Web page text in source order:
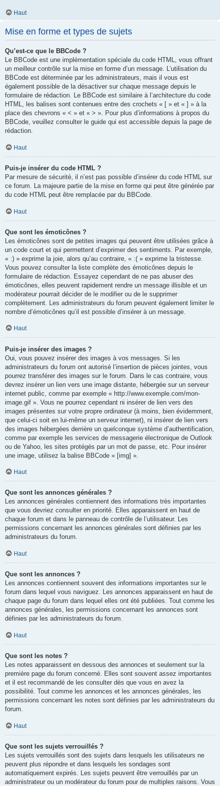
Haut
Mise en forme et types de sujets
Qu’est-ce que le BBCode ?
Le BBCode est une implémentation spéciale du code HTML, vous offrant
un meilleur contrôle sur la mise en forme d’un message. L’utilisation du
BBCode est déterminée par les administrateurs, mais il vous est
également possible de la désactiver sur chaque message depuis le
formulaire de rédaction. Le BBCode est similaire à l’architecture du code
HTML, les balises sont contenues entre des crochets « [ » et « ] » à la
place des chevrons « < » et « > ». Pour plus d’informations à propos du
BBCode, veuillez consulter le guide qui est accessible depuis la page de
rédaction.
Haut
Puis-je insérer du code HTML ?
Par mesure de sécurité, il n’est pas possible d’insérer du code HTML sur
ce forum. La majeure partie de la mise en forme qui peut être générée par
du code HTML peut être remplacée par du BBCode.
Haut
Que sont les émoticônes ?
Les émoticônes sont de petites images qui peuvent être utilisées grâce à
un code court et qui permettent d’exprimer des sentiments. Par exemple,
« :) » exprime la joie, alors qu’au contraire, « :( » exprime la tristesse.
Vous pouvez consulter la liste complète des émoticônes depuis le
formulaire de rédaction. Essayez cependant de ne pas abuser des
émoticônes, elles peuvent rapidement rendre un message illisible et un
modérateur pourrait décider de le modifier ou de le supprimer
complètement. Les administrateurs du forum peuvent également limiter le
nombre d’émoticônes qu’il est possible d’insérer à un message.
Haut
Puis-je insérer des images ?
Oui, vous pouvez insérer des images à vos messages. Si les
administrateurs du forum ont autorisé l’insertion de pièces jointes, vous
pourrez transférer des images sur le forum. Dans le cas contraire, vous
devrez insérer un lien vers une image distante, hébergée sur un serveur
internet public, comme par exemple « http://www.exemple.com/mon-
image.gif ». Vous ne pourrez cependant ni insérer de lien vers des
images présentes sur votre propre ordinateur (à moins, bien évidemment,
que celui-ci soit en lui-même un serveur internet), ni insérer de lien vers
des images hébergées derrière un quelconque système d’authentification,
comme par exemple les services de messagerie électronique de Outlook
ou de Yahoo, les sites protégés par un mot de passe, etc. Pour insérer
une image, utilisez la balise BBCode « [img] ».
Haut
Que sont les annonces générales ?
Les annonces générales contiennent des informations très importantes
que vous devriez consulter en priorité. Elles apparaissent en haut de
chaque forum et dans le panneau de contrôle de l’utilisateur. Les
permissions concernant les annonces générales sont définies par les
administrateurs du forum.
Haut
Que sont les annonces ?
Les annonces contiennent souvent des informations importantes sur le
forum dans lequel vous naviguez. Les annonces apparaissent en haut de
chaque page du forum dans lequel elles ont été publiées. Tout comme les
annonces générales, les permissions concernant les annonces sont
définies par les administrateurs du forum.
Haut
Que sont les notes ?
Les notes apparaissent en dessous des annonces et seulement sur la
première page du forum concerné. Elles sont souvent assez importantes
et il est recommandé de les consulter dès que vous en avez la
possibilité. Tout comme les annonces et les annonces générales, les
permissions concernant les notes sont définies par les administrateurs du
forum.
Haut
Que sont les sujets verrouillés ?
Les sujets verrouillés sont des sujets dans lesquels les utilisateurs ne
peuvent plus répondre et dans lesquels les sondages sont
automatiquement expirés. Les sujets peuvent être verrouillés par un
administrateur ou un modérateur du forum pour de multiples raisons. Vous